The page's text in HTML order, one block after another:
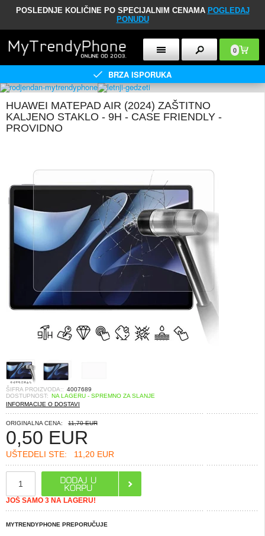
POSLEDNJE KOLIČINE PO SPECIJALNIM CENAMA POGLEDAJ
PONUDU
0
BRZA ISPORUKA
HUAWEI MATEPAD AIR (2024) ZAŠTITNO
KALJENO STAKLO - 9H - CASE FRIENDLY -
PROVIDNO
ŠIFRA PROIZVODA:: 4007689
DOSTUPNOST: NA LAGERU - SPREMNO ZA SLANJE
INFORMACIJE O DOSTAVI
ORIGINALNA CENA: 11,70 EUR
0,50 EUR
UŠTEDELI STE: 11,20 EUR
JOŠ SAMO 3 NA LAGERU!
MYTRENDYPHONE PREPORUČUJE